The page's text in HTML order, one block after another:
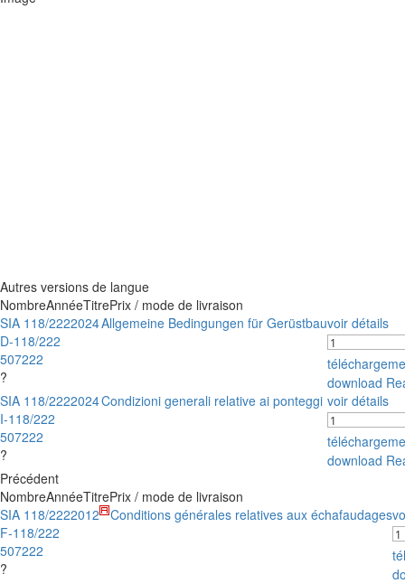
Autres versions de langue
NombreAnnéeTitrePrix / mode de livraison
SIA 118/222
D-118/222
507222
?
2024Allgemeine Bedingungen für Gerüstbauvoir détails
download
SIA 118/222
I-118/222
507222
?
2024Condizioni generali relative ai ponteggi voir détails
download
Précédent
NombreAnnéeTitrePrix / mode de livraison
SIA 118/222
F-118/222
507222
?
2012 Conditions générales relatives aux échafaudages